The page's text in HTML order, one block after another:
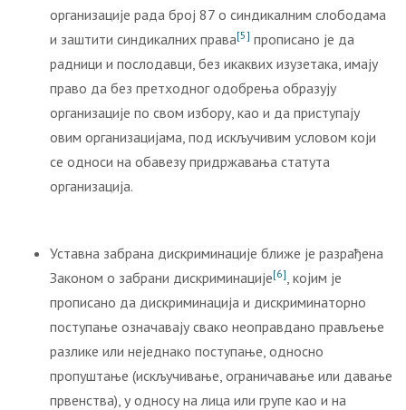
организације рада број 87 о синдикалним слободама
и заштити синдикалних права[5] прописано је да
радници и послодавци, без икаквих изузетака, имају
право да без претходног одобрења образују
организације по свом избору, као и да приступају
овим организацијама, под искључивим условом који
се односи на обавезу придржавања статута
организација.
Уставна забрана дискриминације ближе је разрађена
Законом о забрани дискриминације[6], којим је
прописано да дискриминација и дискриминаторно
поступање означавају свако неоправдано прављење
разлике или неједнако поступање, односно
пропуштање (искључивање, ограничавање или давање
првенства), у односу на лица или групе као и на